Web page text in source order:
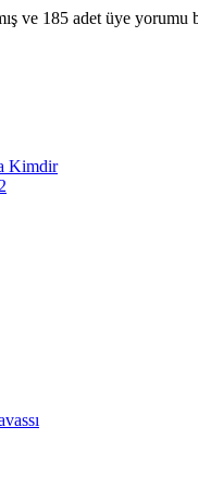
ve 185 adet üye yorumu
Kimdir